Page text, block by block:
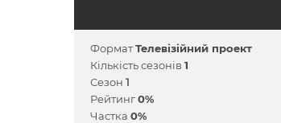
ФорматТелевізійний проект
Кількість сезонів 1
Сезон 1
Рейтинг0%
Частка 0%